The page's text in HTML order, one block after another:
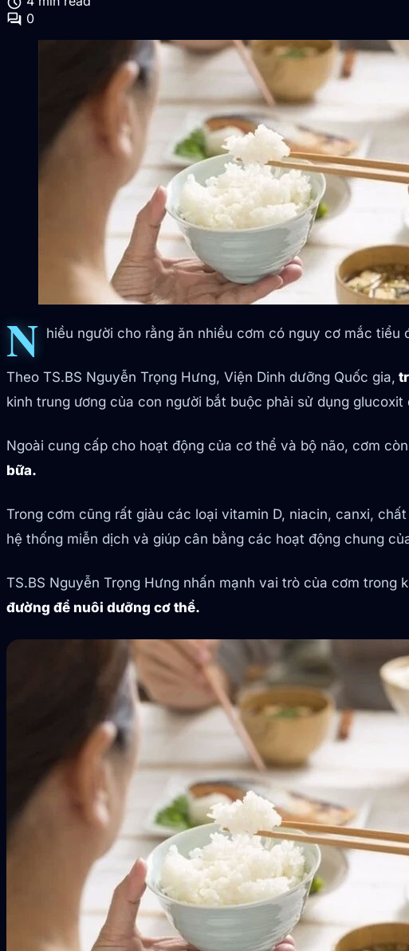
forum 0
N hiều người cho rằng ăn nhiều cơm có nguy cơ mắc
Theo TS.BS Nguyễn Trọng Hưng, Viện Dinh dưỡng Quốc gia,
kinh trung ương của con người bắt buộc phải sử dụng glucoxit
Ngoài cung cấp cho hoạt động của cơ thể và bộ não, cơm
bữa.
Trong cơm cũng rất giàu các loại vitamin D, niacin, canxi,
hệ thống miễn dịch và giúp cân bằng các hoạt động chung
TS.BS Nguyễn Trọng Hưng nhấn mạnh vai trò của cơm trong
đường để nuôi dưỡng cơ thể.